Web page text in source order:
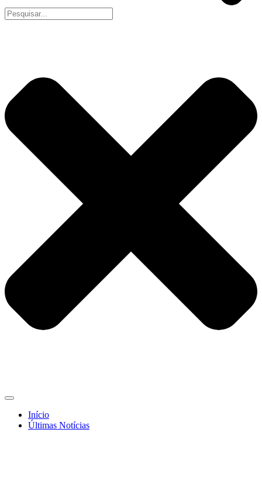
Início
Últimas Notícias